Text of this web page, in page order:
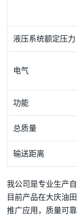
液压系统额定压力
电气
功能
总质量
输送距离
我公司是专业生产
目前产品在大庆油
推广应用，质量可